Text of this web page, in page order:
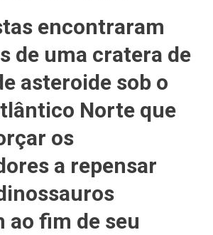
Descobrem
#CRATERA
Que
Pode
Ter
Ajudado
#EXTINÇÃO
encontraram
de uma cratera de
asteroide sob o
Norte que
os
a repensar
ao fim de seu